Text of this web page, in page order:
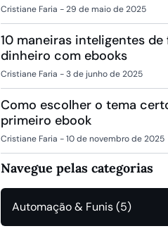
Cristiane Faria 29 de maio de 2025
10 maneiras inteligentes de
dinheiro com ebooks
Cristiane Faria 3 de junho de 2025
Como escolher o tema
primeiro ebook
Cristiane Faria 10 de novembro de 2025
Navegue pelas categorias
Automação & Funis(5)